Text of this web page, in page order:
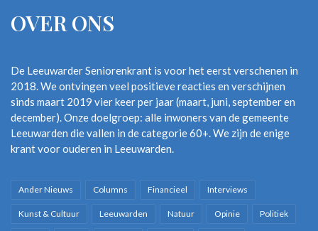
OVER ONS
De Leeuwarder Seniorenkrant is voor het eerst verschenen in
2018. We ontvingen veel positieve reacties en verschijnen
sinds maart 2019 vier keer per jaar (maart, juni, september en
december). Onze doelgroep: alle inwoners van de gemeente
Leeuwarden die vallen in de categorie 60+. We zijn de enige
krant voor ouderen in Leeuwarden.
Ander Nieuws Columns Financieel Interviews
Kunst & Cultuur Leeuwarden Natuur Opinie Politiek